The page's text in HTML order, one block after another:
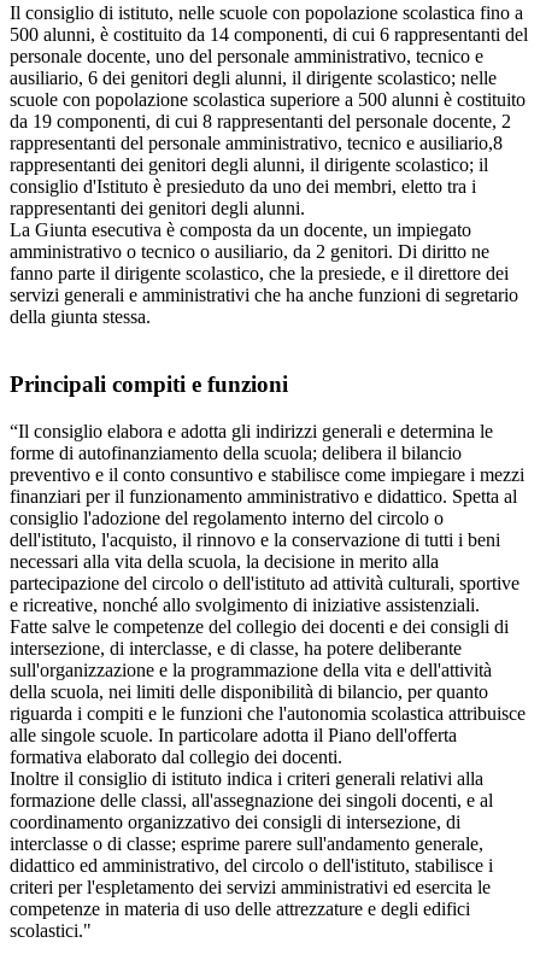
Il consiglio di istituto, nelle scuole con popolazione scolastica fino a
500 alunni, è costituito da 14 componenti, di cui 6 rappresentanti del
personale docente, uno del personale amministrativo, tecnico e
ausiliario, 6 dei genitori degli alunni, il dirigente scolastico; nelle
scuole con popolazione scolastica superiore a 500 alunni è costituito
da 19 componenti, di cui 8 rappresentanti del personale docente, 2
rappresentanti del personale amministrativo, tecnico e ausiliario,8
rappresentanti dei genitori degli alunni, il dirigente scolastico; il
consiglio d'Istituto è presieduto da uno dei membri, eletto tra i
rappresentanti dei genitori degli alunni.
La Giunta esecutiva è composta da un docente, un impiegato
amministrativo o tecnico o ausiliario, da 2 genitori. Di diritto ne
fanno parte il dirigente scolastico, che la presiede, e il direttore dei
servizi generali e amministrativi che ha anche funzioni di segretario
della giunta stessa.
Principali compiti e funzioni
“Il consiglio elabora e adotta gli indirizzi generali e determina le
forme di autofinanziamento della scuola; delibera il bilancio
preventivo e il conto consuntivo e stabilisce come impiegare i mezzi
finanziari per il funzionamento amministrativo e didattico. Spetta al
consiglio l'adozione del regolamento interno del circolo o
dell'istituto, l'acquisto, il rinnovo e la conservazione di tutti i beni
necessari alla vita della scuola, la decisione in merito alla
partecipazione del circolo o dell'istituto ad attività culturali, sportive
e ricreative, nonché allo svolgimento di iniziative assistenziali.
Fatte salve le competenze del collegio dei docenti e dei consigli di
intersezione, di interclasse, e di classe, ha potere deliberante
sull'organizzazione e la programmazione della vita e dell'attività
della scuola, nei limiti delle disponibilità di bilancio, per quanto
riguarda i compiti e le funzioni che l'autonomia scolastica attribuisce
alle singole scuole. In particolare adotta il Piano dell'offerta
formativa elaborato dal collegio dei docenti.
Inoltre il consiglio di istituto indica i criteri generali relativi alla
formazione delle classi, all'assegnazione dei singoli docenti, e al
coordinamento organizzativo dei consigli di intersezione, di
interclasse o di classe; esprime parere sull'andamento generale,
didattico ed amministrativo, del circolo o dell'istituto, stabilisce i
criteri per l'espletamento dei servizi amministrativi ed esercita le
competenze in materia di uso delle attrezzature e degli edifici
scolastici."